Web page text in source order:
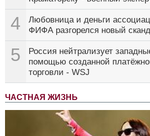
4
Любовница и деньги
ФИФА разгорелся новый
5
Россия нейтрализует
помощью созданной
торговли - WSJ
ЧАСТНАЯ ЖИЗНЬ